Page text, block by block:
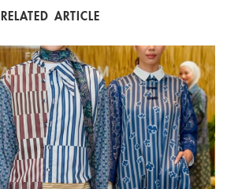
RELATED ARTICLE